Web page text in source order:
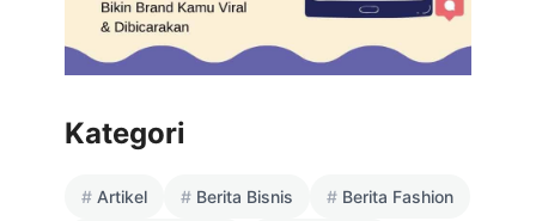
Kategori
Artikel Berita Bisnis Berita Fashion